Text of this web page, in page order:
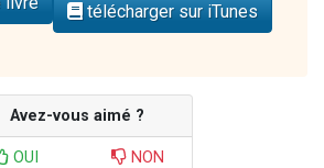
télécharger sur iTunes
Avez-vous aimé ?
OUI NON